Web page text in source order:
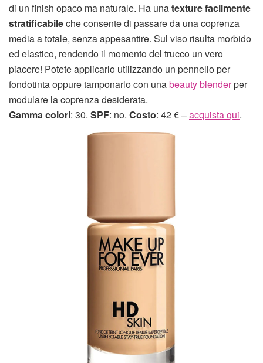
di un finish opaco ma naturale. Ha unatexture facilmente
stratificabileche consente di passare da una coprenza
media a totale, senza appesantire. Sul viso risulta morbido
ed elastico, rendendo il momento del trucco un vero
piacere! Potete applicarlo utilizzando un pennello per
fondotinta oppure tamponarlo con unabeauty blenderper
modulare la coprenza desiderata.
Gamma colori: 30. SPF: no. Costo: 42 € –acquista qui.